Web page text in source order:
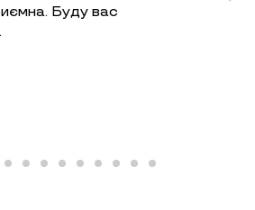
Буду вас